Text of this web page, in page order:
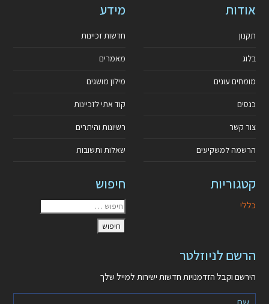
אודות
תקנון
בלוג
מומחים עונים
כנסים
צור קשר
הרשמה למשקיעים
מידע
חדשות זכיינות
מאמרים
מילון מושגים
קוד אתי לזכיינות
רשיונות והיתרים
שאלות ותשובות
קטגוריות
כללי
חיפוש
הרשם לניוזלטר
הירשם וקבל הזדמנויות חדשות ישירות למייל שלך